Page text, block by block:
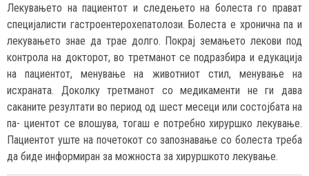
Лекувањето на пациентот и следењето на болеста го прават
специјалисти гастроентерохепатолози. Болеста е хронична па и
лекувањето знае да трае долго. Покрај земањето лекови под
контрола на докторот, во третманот се подразбира и едукација
на пациентот, менување на животниот стил, менување на
исхраната. Доколку третманот со медикаменти не ги дава
саканите резултати во период од шест месеци или состојбата на
па- циентот се влошува, тогаш е потребно хируршко лекување.
Пациентот уште на почетокот со запознавање со болеста треба
да биде информиран за можноста за хируршкото лекување.